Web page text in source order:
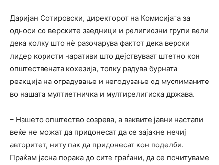
Даријан Сотировски, директорот на Комисијата за
односи со верските заедници и религиозни групи вели
дека колку што нѐ разочарува фактот дека верски
лидер користи наративи што дејствуваат штетно кон
општествената кохезија, толку радува бурната
реакција на оградување и негодување од муслиманите
во нашата мултиетничка и мултирелигиска држава.
– Нашето општество созрева, а ваквите јавни настапи
веќе не можат да придонесат да се зајакне нечиј
авторитет, ниту пак да придонесат кон поделби.
Праќам јасна порака до сите граѓани, да се почитуваме